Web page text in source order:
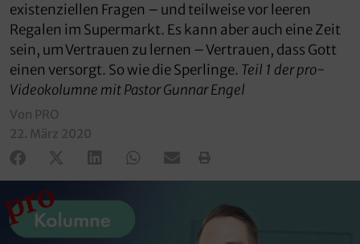
existenziellen Fragen – und teilweise vor leeren
Regalen im Supermarkt. Es kann aber auch eine Zeit
sein, um Vertrauen zu lernen – Vertrauen, dass Gott
einen versorgt. So wie die Sperlinge. Teil 1 der pro-
Videokolumne mit Pastor Gunnar Engel
Von PRO
22. März 2020